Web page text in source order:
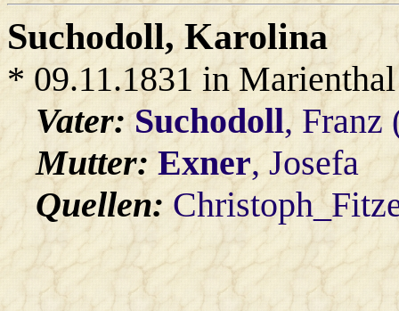
Suchodoll, Karolina
* 09.11.1831 in Marienthal
Vater:Suchodoll, Franz
Mutter: Exner, Josefa
Quellen: